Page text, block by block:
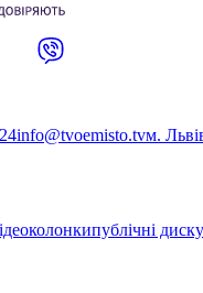
info@tvoemisto.tvм.
колонкипублічні